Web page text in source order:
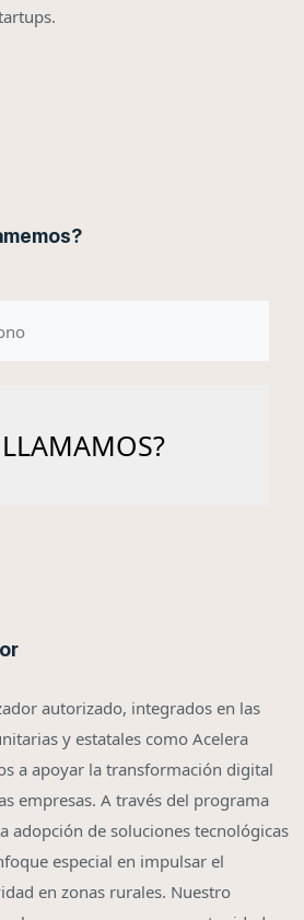
autorizado, integrados en las
y estatales como Acelera
a apoyar la transformación digital
empresas. A través del programa
adopción de soluciones tecnológicas
especial en impulsar el
en zonas rurales. Nuestro